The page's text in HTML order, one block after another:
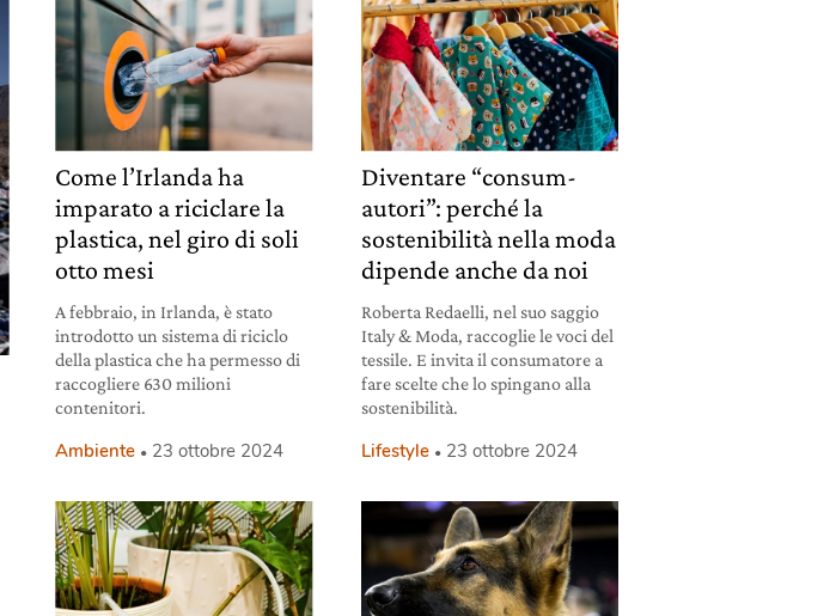
Come l’Irlanda ha
imparato a riciclare la
plastica, nel giro di soli
otto mesi
A febbraio, in Irlanda, è stato
introdotto un sistema di riciclo
della plastica che ha permesso di
raccogliere 630 milioni
contenitori.
Ambiente 23 ottobre 2024
Diventare “consum-
autori”: perché la
sostenibilità nella moda
dipende anche da noi
Roberta Redaelli, nel suo saggio
Italy & Moda, raccoglie le voci del
tessile. E invita il consumatore a
fare scelte che lo spingano alla
sostenibilità.
Lifestyle 23 ottobre 2024